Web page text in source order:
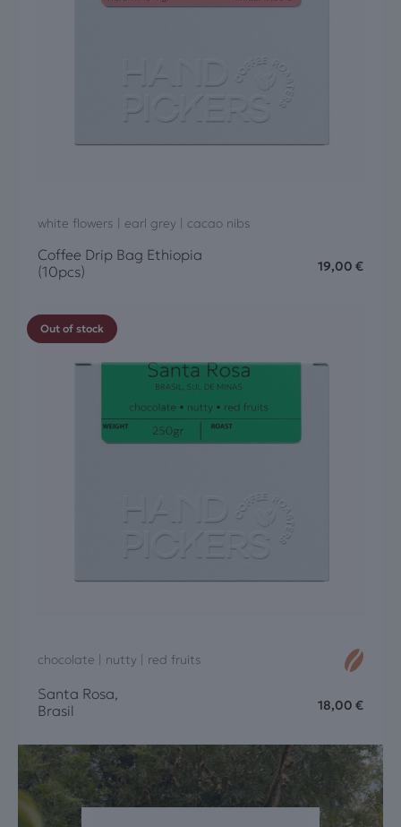
white flowers | earl grey | cacao nibs
Coffee Drip Bag Ethiopia
(10pcs)
19,00 €
Out of stock
chocolate | nutty | red fruits
Santa Rosa,
Brasil
18,00 €